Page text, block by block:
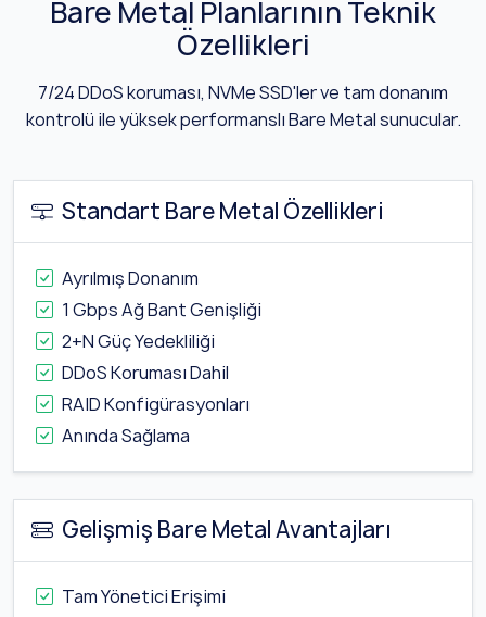
Bare Metal Planlarının Teknik
Özellikleri
7/24 DDoS koruması, NVMe SSD'ler ve tam donanım
kontrolü ile yüksek performanslı Bare Metal sunucular.
Standart Bare Metal Özellikleri
Ayrılmış Donanım
1 Gbps Ağ Bant Genişliği
2+N Güç Yedekliliği
DDoS Koruması Dahil
RAID Konfigürasyonları
Anında Sağlama
Gelişmiş Bare Metal Avantajları
Tam Yönetici Erişimi